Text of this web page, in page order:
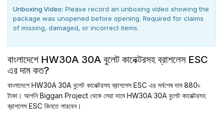
Unboxing Video: Please record an unboxing video showing the
package was unopened before opening. Required for claims
of missing, damaged, or incorrect items.
বাংলাদেশে HW30A 30A বুলেট কানেক্টরসহ ব্রাশলেস ESC
এর দাম কত?
বাংলাদেশে HW30A 30A বুলেট কানেক্টরসহ ব্রাশলেস ESC এর সর্বশেষ দাম 880৳
টাকা। আপনি Biggan Project থেকে সেরা দামে HW30A 30A বুলেট কানেক্টরসহ
ব্রাশলেস ESC কিনতে পারবেন।